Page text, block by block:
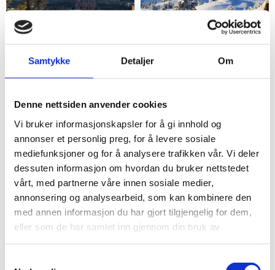
Samtykke Detaljer Om
Denne nettsiden anvender cookies
Vi bruker informasjonskapsler for å gi innhold og
annonser et personlig preg, for å levere sosiale
mediefunksjoner og for å analysere trafikken vår. Vi deler
dessuten informasjon om hvordan du bruker nettstedet
vårt, med partnerne våre innen sosiale medier,
annonsering og analysearbeid, som kan kombinere den
med annen informasjon du har gjort tilgjengelig for dem,
eller som de har samlet inn gjennom din bruk av